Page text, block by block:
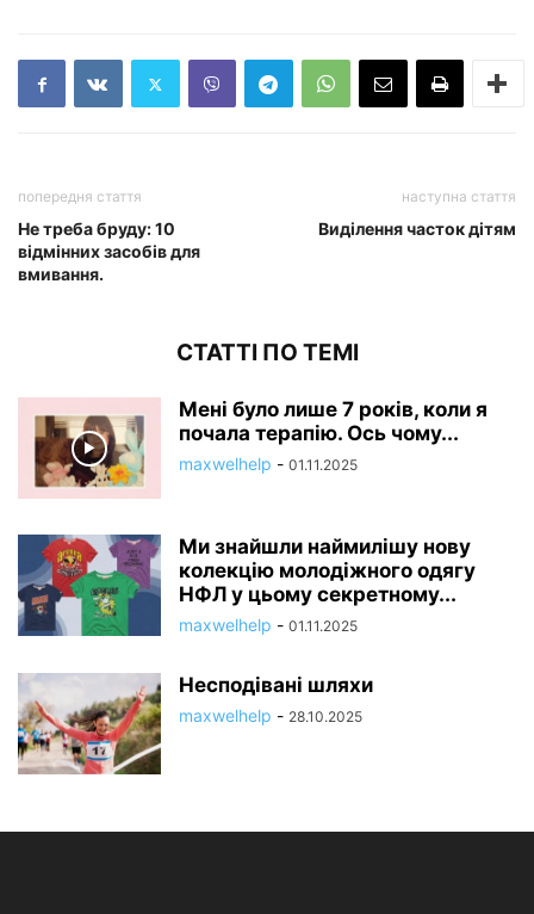
попередня стаття
Не треба бруду: 10
відмінних засобів для
вмивання.
наступна стаття
Виділення часток дітям
СТАТТІ ПО ТЕМІ
Мені було лише 7 років, коли я
почала терапію. Ось чому...
maxwelhelp - 01.11.2025
Ми знайшли наймилішу нову
колекцію молодіжного одягу
НФЛ у цьому секретному...
maxwelhelp - 01.11.2025
Несподівані шляхи
maxwelhelp - 28.10.2025